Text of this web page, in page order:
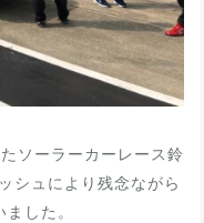
ソーラーカーレース鈴
シュにより残念ながら
した。